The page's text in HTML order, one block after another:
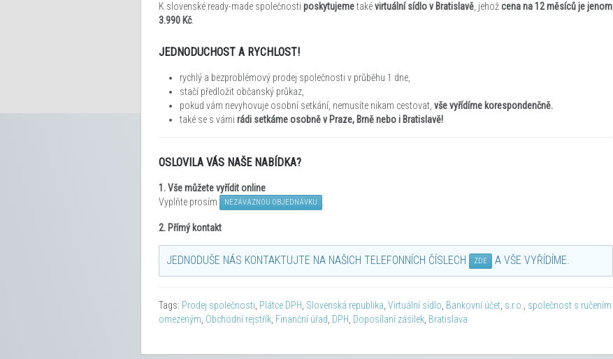
K slovenské ready-made společnosti poskytujemetakévirtuální sídlo v Bratislavě , jehožcena na 12 měsíců je jenom
3.990 Kč.
JEDNODUCHOST A RYCHLOST!
rychlý a bezproblémový prodej společnosti v průběhu 1 dne,
stačí předložit občanský průkaz,
pokud vám nevyhovuje osobní setkání, nemusíte nikam cestovat, vše vyřídíme korespondenčně.
také se s vámi rádi setkáme osobně v Praze, Brně nebo i Bratislavě!
OSLOVILA VÁS NAŠE NABÍDKA?
1.Vše můžete vyříditonline
Vyplňte prosím
NEZÁVAZNOU OBJEDNÁVKU
2. Přímý kontakt
JEDNODUŠE NÁS KONTAKTUJTE NA NAŠICH TELEFONNÍCH ČÍSLECH ZDE A VŠE VYŘÍDÍME.
Tags: Prodej společnosti Plátce DPH Slovenská republika Virtuální sídlo Bankovní účet s.r.o.
společnost s ručením
omezeným Obchodní rejstřík Finanční úřad DPH Doposílaní zásilek Bratislava